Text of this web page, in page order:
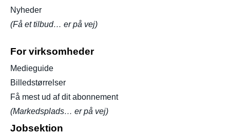
Nyheder
(Få et tilbud… er på vej)
For virksomheder
Medieguide
Billedstørrelser
Få mest ud af dit abonnement
(Markedsplads… er på vej)
Jobsektion